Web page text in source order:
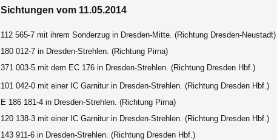
Sichtungen vom 11.05.2014
112 565-7 mit ihrem Sonderzug in Dresden-Mitte. (Richtung Dresden-Neustadt)
180 012-7 in Dresden-Strehlen. (Richtung Pirna)
371 003-5 mit dem EC 176 in Dresden-Strehlen. (Richtung Dresden Hbf.)
101 042-0 mit einer IC Garnitur in Dresden-Strehlen. (Richtung Dresden Hbf.)
E 186 181-4 in Dresden-Strehlen. (Richtung Pirna)
120 138-3 mit einer IC Garnitur in Dresden-Strehlen. (Richtung Dresden Hbf.)
143 911-6 in Dresden-Strehlen. (Richtung Dresden Hbf.)